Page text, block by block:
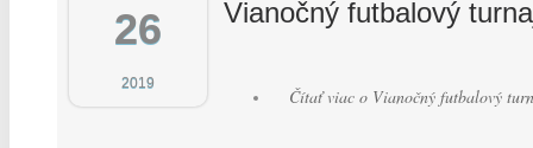
26
2019
Vianočný futbalový
Čítať viac o Vianočný futbalový